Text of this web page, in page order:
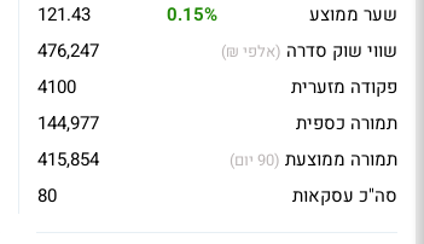
שער ממוצע
0.15%
121.43
שווי שוק סדרה (אלפי ₪)
476,247
פקודה מזערית
4100
תמורה כספית
144,977
תמורה ממוצעת (90 יום)
415,854
סה"כ עסקאות
80